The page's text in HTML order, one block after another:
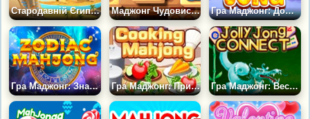
Стародавній Єгипет Маджонг Маджонг Чудовиська Гра Маджонг: Домашні Улюбленці
Гра Маджонг: Знаки Зодіаку Гра Маджонг: Приготування їжі Гра Маджонг: Веселий Джоллі